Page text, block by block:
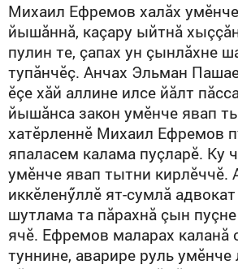
Михаил Ефремов халăх
йышăннă, каçару ыйтнă
пулин те, çапах ун çынлăхне
тупăнчӗç. Анчах Эльман
ӗçе хăй аллине илсе йăлт
йышăнса закон умӗнче явап
хатӗрленнӗ Михаил Ефремов
япаласем калама пуçларӗ. Ку
умӗнче явап тытни кирлӗччӗ.
иккӗленӳллӗ ят-сумлă
шутлама та пăрахнă çын
ячӗ. Ефремов маларах каланă
туннине, аварире руль умӗнче